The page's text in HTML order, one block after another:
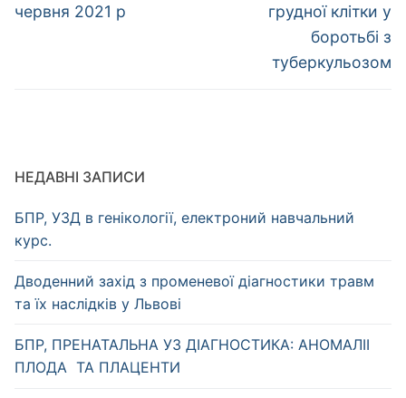
червня 2021 р
грудної клітки у
боротьбі з
туберкульозом
НЕДАВНІ ЗАПИСИ
БПР, УЗД в генікології, електроний навчальний
курс.
Дводенний захід з променевої діагностики травм
та їх наслідків у Львові
БПР, ПРЕНАТАЛЬНА УЗ ДІАГНОСТИКА: АНОМАЛІІ
ПЛОДА ТА ПЛАЦЕНТИ